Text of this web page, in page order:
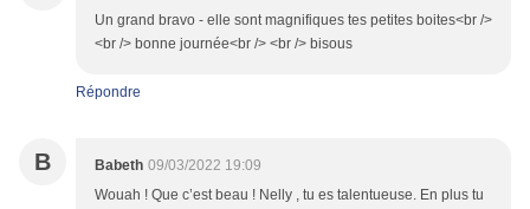
Un grand bravo - elle sont magnifiques tes petites boites<br />
<br /> bonne journée<br /> <br /> bisous
Répondre
B Babeth 09/03/2022 19:09
Wouah ! Que c’est beau ! Nelly , tu es talentueuse. En plus tu